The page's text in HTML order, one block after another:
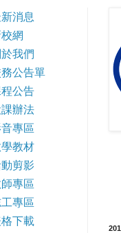
消息
網
我們
公告單
公告
辦法
專區
教材
剪影
專區
專區
下載